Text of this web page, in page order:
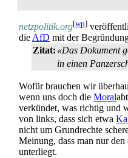
netzpolitik.org[wp]
dieAfD mit der
Zitat: «Das Dokument
in einen
Wofür brauchen wir
wenn uns doch die Moral
verkündet, was richtig und
von links, dass sich etwa
nicht um Grundrechte
Meinung, dass man nur
unterliegt.